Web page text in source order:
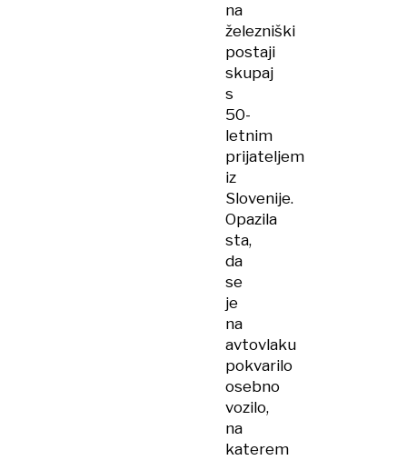
na
železniški
postaji
skupaj
s
50-
letnim
prijateljem
iz
Slovenije.
Opazila
sta,
da
se
je
na
avtovlaku
pokvarilo
osebno
vozilo,
na
katerem